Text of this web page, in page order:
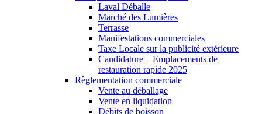
Laval Déballe
Marché des Lumières
Terrasse
Manifestations commerciales
Taxe Locale sur la publicité extérieure
Candidature – Emplacements de
restauration rapide 2025
Règlementation commerciale
Vente au déballage
Vente en liquidation
Débits de boisson